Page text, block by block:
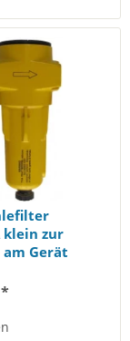
klein zur
Gerät